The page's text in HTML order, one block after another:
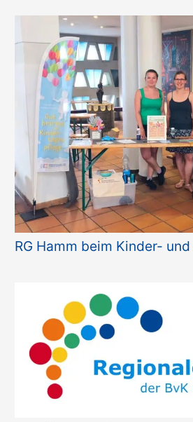
RG Hamm beim Kinder-